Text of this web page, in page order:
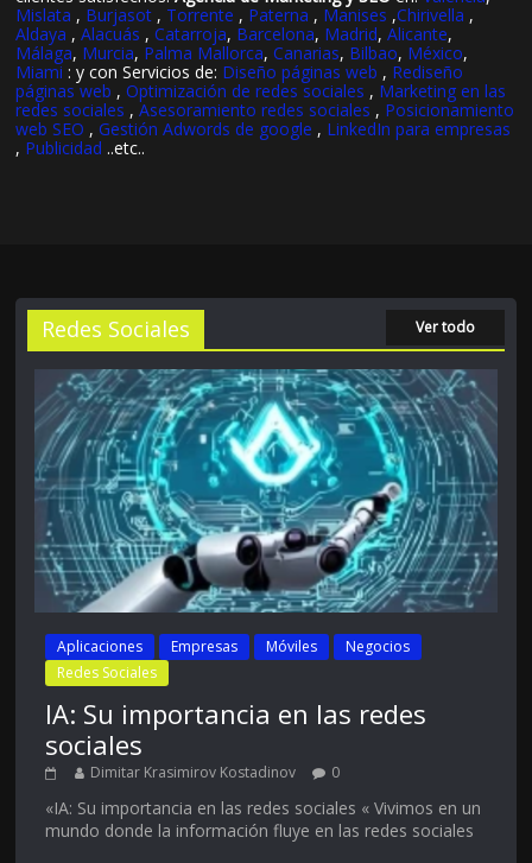
Mislata , Burjasot , Torrente , Paterna , Manises ,Chirivella ,
Aldaya ,Alacuás ,Catarroja, Barcelona, Madrid,Alicante,
Málaga, Murcia, Palma Mallorca,Canarias, Bilbao, México,
Miami : y con Servicios de: Diseño páginas web , Rediseño
páginas web ,Optimización de redes sociales , Marketing en las
redes sociales ,Asesoramiento redes sociales , Posicionamiento
web SEO ,Gestión Adwords de google , LinkedIn para empresas
, Publicidad ..etc..
Redes Sociales Ver todo
Aplicaciones Empresas Móviles
Negocios
Redes Sociales
IA: Su importancia en las redes
sociales
Dimitar Krasimirov Kostadinov 0
«IA: Su importancia en las redes sociales « Vivimos en un
mundo donde la información fluye en las redes sociales